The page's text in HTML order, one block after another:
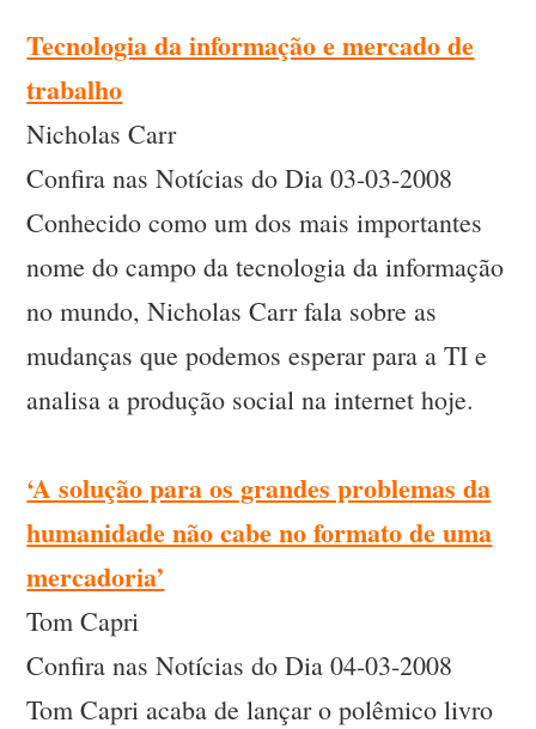
Tecnologia da informação e mercado de
trabalho
Nicholas Carr
Confira nas Notícias do Dia 03-03-2008
Conhecido como um dos mais importantes
nome do campo da tecnologia da informação
no mundo, Nicholas Carr fala sobre as
mudanças que podemos esperar para a TI e
analisa a produção social na internet hoje.
‘A solução para os grandes problemas da
humanidade não cabe no formato de uma
mercadoria’
Tom Capri
Confira nas Notícias do Dia 04-03-2008
Tom Capri acaba de lançar o polêmico livro